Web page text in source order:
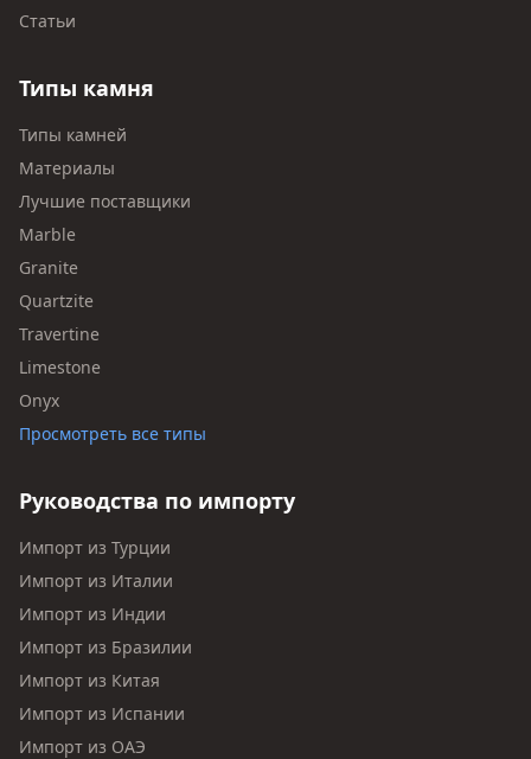
Статьи
Типы камня
Типы камней
Материалы
Лучшие поставщики
Marble
Granite
Quartzite
Travertine
Limestone
Onyx
Просмотреть все типы
Руководства по импорту
Импорт из Турции
Импорт из Италии
Импорт из Индии
Импорт из Бразилии
Импорт из Китая
Импорт из Испании
Импорт из ОАЭ